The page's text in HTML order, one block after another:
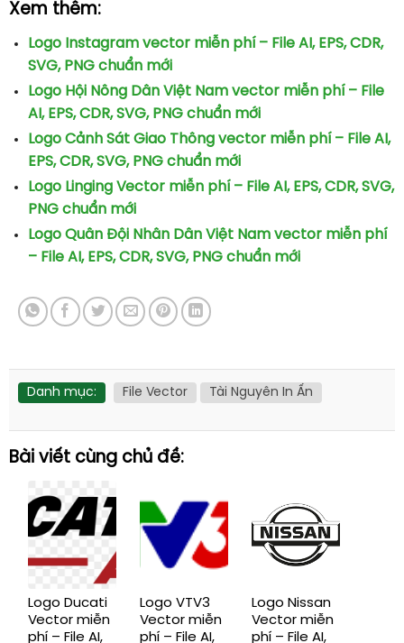
Xem thêm:
Logo Instagram vector miễn phí – File AI, EPS, CDR,
SVG, PNG chuẩn mới
Logo Hội Nông Dân Việt Nam vector miễn phí – File
AI, EPS, CDR, SVG, PNG chuẩn mới
Logo Cảnh Sát Giao Thông vector miễn phí – File AI,
EPS, CDR, SVG, PNG chuẩn mới
Logo Linging Vector miễn phí – File AI, EPS, CDR, SVG,
PNG chuẩn mới
Logo Quân Đội Nhân Dân Việt Nam vector miễn phí
– File AI, EPS, CDR, SVG, PNG chuẩn mới
Danh mục: File Vector Tài Nguyên In Ấn
Bài viết cùng chủ đề:
Logo Ducati
Vector miễn
phí – File AI,
Logo VTV3
Vector miễn
phí – File AI,
Logo Nissan
Vector miễn
phí – File AI,